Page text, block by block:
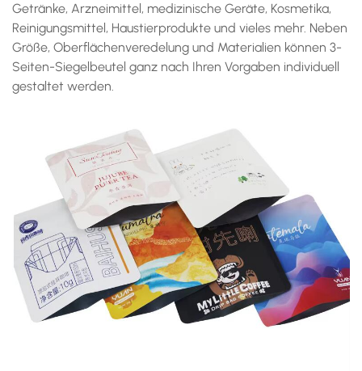
Getränke, Arzneimittel, medizinische Geräte, Kosmetika,
Reinigungsmittel, Haustierprodukte und vieles mehr. Neben
Größe, Oberflächenveredelung und Materialien können 3-
Seiten-Siegelbeutel ganz nach Ihren Vorgaben individuell
gestaltet werden.